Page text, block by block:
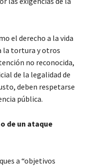
el derecho a la vida
la tortura y otros
no reconocida,
de la legalidad de
deben respetarse
pública.
de un ataque
a “objetivos